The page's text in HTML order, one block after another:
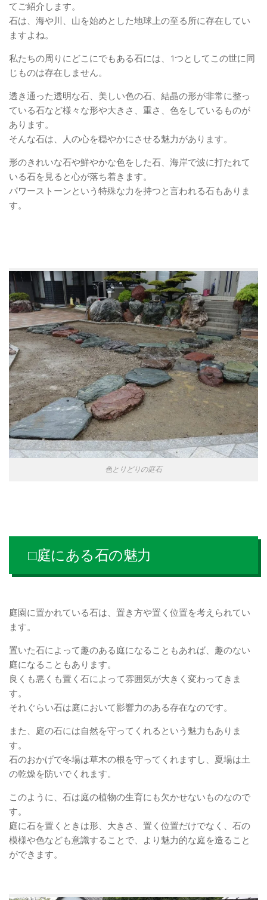
てご紹介します。
石は、海や川、山を始めとした地球上の至る所に存在してい
ますよね。
私たちの周りにどこにでもある石には、1つとしてこの世に同
じものは存在しません。
透き通った透明な石、美しい色の石、結晶の形が非常に整っ
ている石など様々な形や大きさ、重さ、色をしているものが
あります。
そんな石は、人の心を穏やかにさせる魅力があります。
形のきれいな石や鮮やかな色をした石、海岸で波に打たれて
いる石を見ると心が落ち着きます。
パワーストーンという特殊な力を持つと言われる石もありま
す。
色とりどりの庭石
□庭にある石の魅力
庭園に置かれている石は、置き方や置く位置を考えられてい
ます。
置いた石によって趣のある庭になることもあれば、趣のない
庭になることもあります。
良くも悪くも置く石によって雰囲気が大きく変わってきま
す。
それぐらい石は庭において影響力のある存在なのです。
また、庭の石には自然を守ってくれるという魅力もありま
す。
石のおかげで冬場は草木の根を守ってくれますし、夏場は土
の乾燥を防いでくれます。
このように、石は庭の植物の生育にも欠かせないものなので
す。
庭に石を置くときは形、大きさ、置く位置だけでなく、石の
模様や色なども意識することで、より魅力的な庭を造ること
ができます。